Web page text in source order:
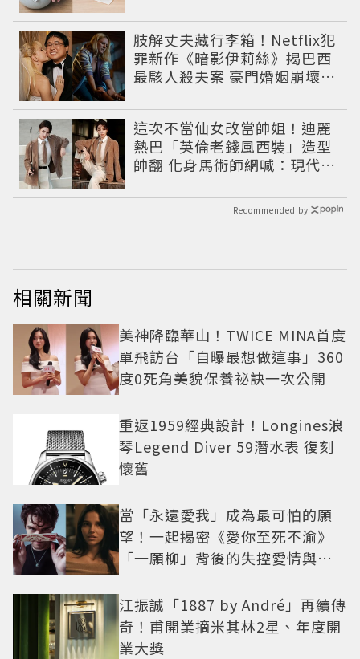
肢解丈夫藏行李箱！Netflix犯
罪新作《暗影伊莉絲》揭巴西
最駭人殺夫案 豪門婚姻崩壞釀
這次不當仙女改當帥姐！迪麗
熱巴「英倫老錢風西裝」造型
帥翻 化身馬術師網喊：現代版
Recommended by
相關新聞
美神降臨華山！TWICE MINA首度
單飛訪台「自曝最想做這事」360
度0死角美貌保養祕訣一次公開
重返1959經典設計！Longines浪
琴Legend Diver 59潛水表 復刻
懷舊
當「永遠愛我」成為最可怕的願
望！一起揭密《愛你至死不渝》
「一願柳」背後的失控愛情與爆
江振誠「1887 by André」再續傳
奇！甫開業摘米其林2星、年度開
業大獎